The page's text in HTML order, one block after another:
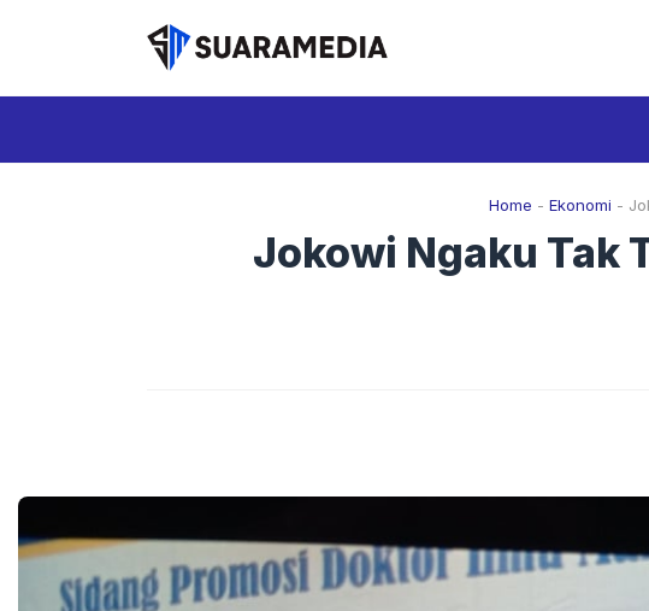
Home - Ekonomi -
Jokowi Ngaku Tak